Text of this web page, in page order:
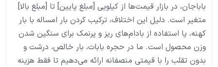
باباجان، در بازار قیمت‌ها از کیلویی [مبلغ پایین] تا [مبلغ بالا]
متغیر است. دلیل این اختلاف، ترکیب کردن بار امساله با بار
کهنه، یا استفاده از بادام‌های ریز و پرنمک برای سنگین شدن
وزن محصول است. ما در حجره بابات، بار خالص، درشت و
بدون تقلب را با قیمتی منصفانه ارائه می‌دهیم تا فقط هزینه